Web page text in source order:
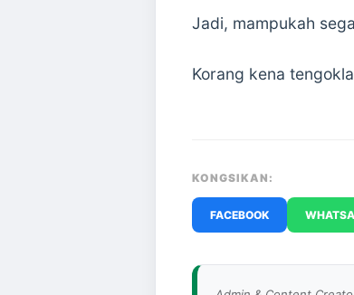
Jadi, mampukah
Korang kena
KONGSIKAN:
FACEBOOK